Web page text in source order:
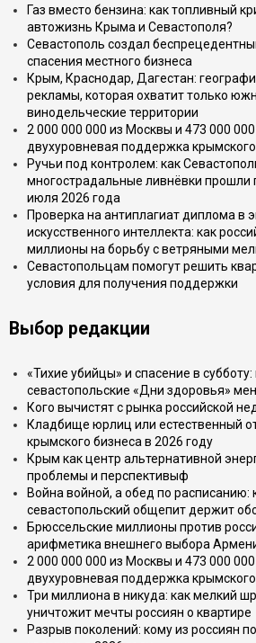
Газ вместо бензина: как топливный
автожизнь Крыма и Севастополя?
Севастополь создал
спасения местного бизнеса
Крым, Краснодар, Дагестан:
рекламы, которая охватит только
винодельческие территории
2 000 000 000 из Москвы и 473 000
двухуровневая поддержка
Ручьи под контролем: как
многострадальные ливнёвки прошли
июля 2026 года
Проверка на антиплагиат диплома в
искусственного интеллекта: как
миллионы на борьбу с ветряными
Севастопольцам помогут решить
условия для получения поддержки
Выбор редакции
«Тихие убийцы» и спасение в субботу:
севастопольские «Дни здоровья»
Кого вычистят с рынка российской
Кладбище юрлиц или естественный
крымского бизнеса в 2026 году
Крым как центр альтернативной
проблемы и перспективыф
Война войной, а обед по расписанию:
севастопольский общепит держит
Брюссельские миллионы против
арифметика внешнего выбора
2 000 000 000 из Москвы и 473 000
двухуровневая поддержка
Три миллиона в никуда: как мелкий
уничтожит мечты россиян о квартире
Разрыв поколений: кому из россиян